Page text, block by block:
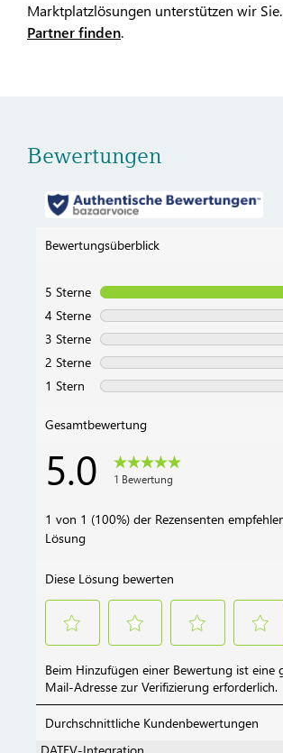
Marktplatzlösungen unterstützen wir Sie.
Partner finden.
Bewertungen